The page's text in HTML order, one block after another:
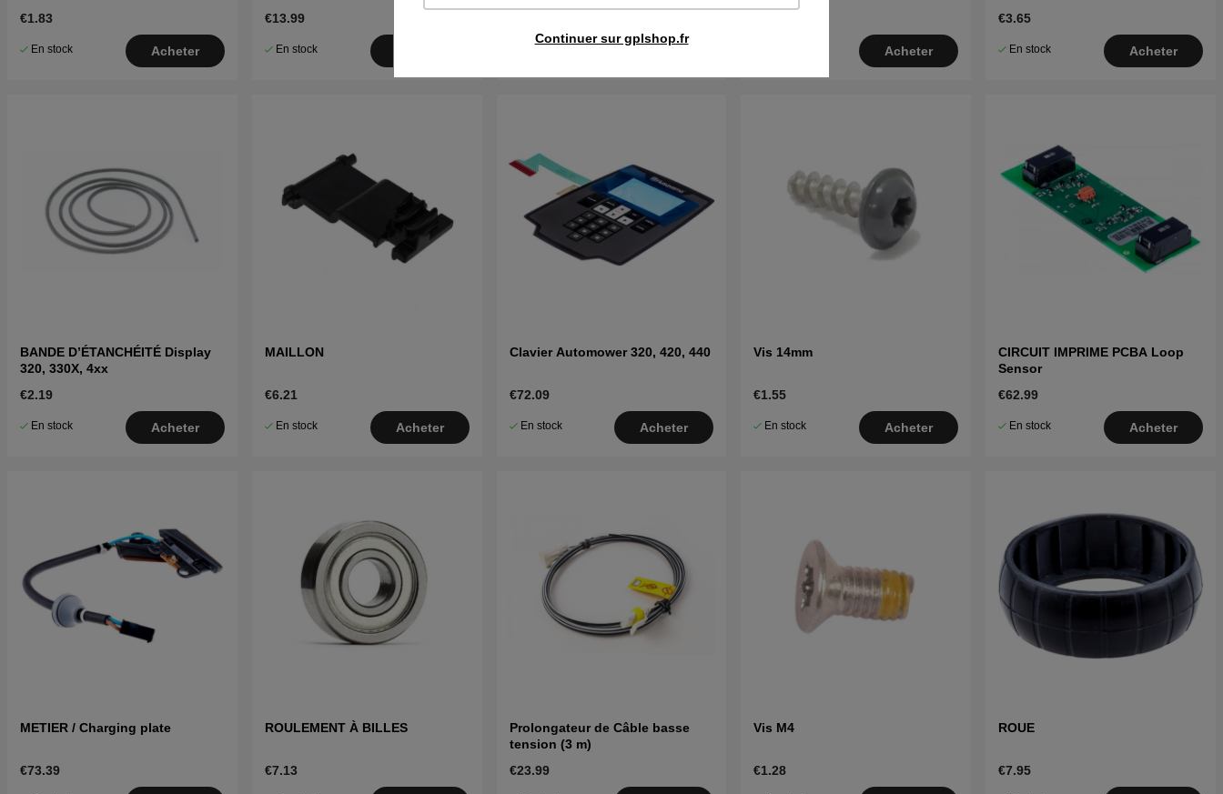
Continuer sur gplshop.fr
€1.83
En stock Acheter
€13.99
En stock En stock Acheter
€3.65
En stock Acheter
BANDE D’ÉTANCHÉITÉ Display
320, 330X, 4xx
€2.19
En stock Acheter
MAILLON
€6.21
En stock Acheter
Clavier Automower 320, 420, 440
€72.09
En stock Acheter
Vis 14mm
€1.55
En stock Acheter
CIRCUIT IMPRIME PCBA Loop
Sensor
€62.99
En stock Acheter
METIER / Charging plate
€73.39
ROULEMENT À BILLES
€7.13
Prolongateur de Câble basse
tension (3 m)
€23.99
Vis M4
€1.28
ROUE
€7.95